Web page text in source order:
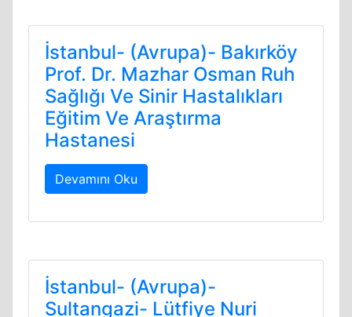
İstanbul- (Avrupa)- Bakırköy
Prof. Dr. Mazhar Osman Ruh
Sağlığı Ve Sinir Hastalıkları
Eğitim Ve Araştırma
Hastanesi
Devamını Oku
İstanbul- (Avrupa)-
Sultangazi- Lütfiye Nuri